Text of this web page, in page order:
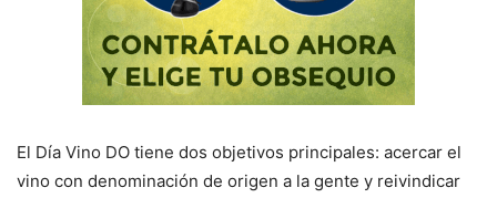
El Día Vino DO tiene dos objetivos principales: acercar el
vino con denominación de origen a la gente y reivindicar